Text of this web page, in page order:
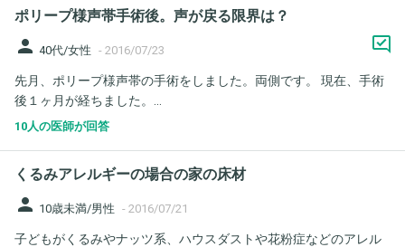
ポリープ様声帯手術後。声が戻る限界は？
person 40代/女性 - 2016/07/23
先月、ポリープ様声帯の手術をしました。両側です。 現在、手術
後１ヶ月が経ちました。...
10人の医師が回答
くるみアレルギーの場合の家の床材
person 10歳未満/男性 - 2016/07/21
子どもがくるみやナッツ系、ハウスダストや花粉症などのアレル